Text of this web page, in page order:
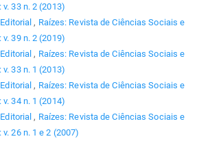
33 n. 2 (2013)
Editorial , Raízes: Revista de Ciências Sociais e
39 n. 2 (2019)
Editorial , Raízes: Revista de Ciências Sociais e
33 n. 1 (2013)
Editorial , Raízes: Revista de Ciências Sociais e
34 n. 1 (2014)
Editorial , Raízes: Revista de Ciências Sociais e
26 n. 1 e 2 (2007)